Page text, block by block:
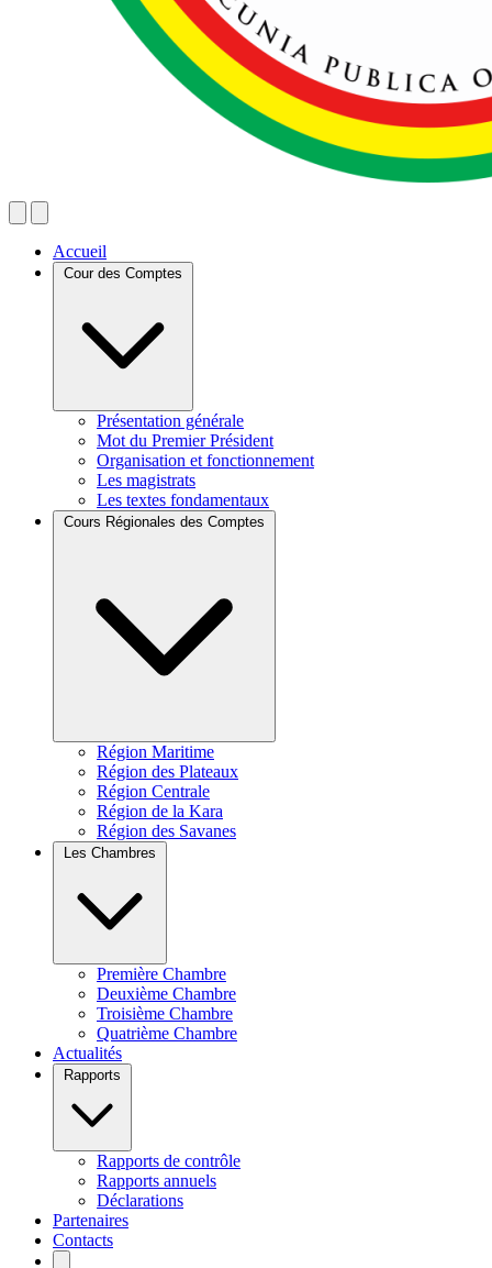
Accueil
Présentation générale
Mot du Premier Président
Organisation et fonctionnement
Les magistrats
Les textes fondamentaux
Région Maritime
Région des Plateaux
Région Centrale
Région de la Kara
Région des Savanes
Première Chambre
Deuxième Chambre
Troisième Chambre
Quatrième Chambre
Actualités
Rapports de contrôle
Rapports annuels
Déclarations
Partenaires
Contacts